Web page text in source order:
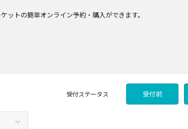
トの簡単オンライン予約・購入ができます。
受付ステータス 受付前